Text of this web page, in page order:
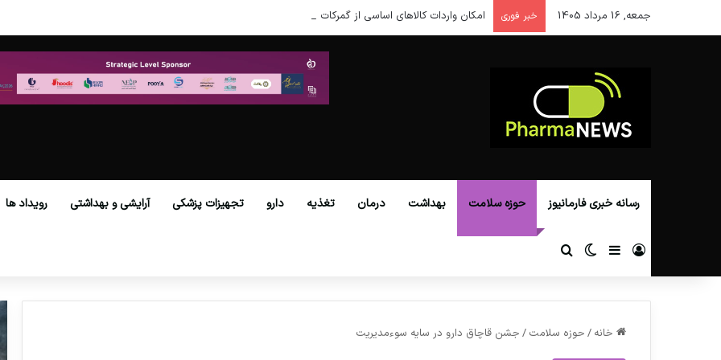
جمعه, 16 مرداد 1405 خبر فوری امکان واردات کالاهای اساسی از گمرکات همه استان‌ها فراهم شد.
رسانه خبری فارمانیوز حوزه سلامت بهداشت درمان تغذیه دارو تجهیزات پزشکی آرایشی و بهداشتی رویداد ها
ورود سایدبارتغییر پوسته
خانه / حوزه سلامت / جشن قاچاق دارو در سایه سوءمدیریت